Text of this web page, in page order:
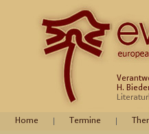
H.
Home Termine